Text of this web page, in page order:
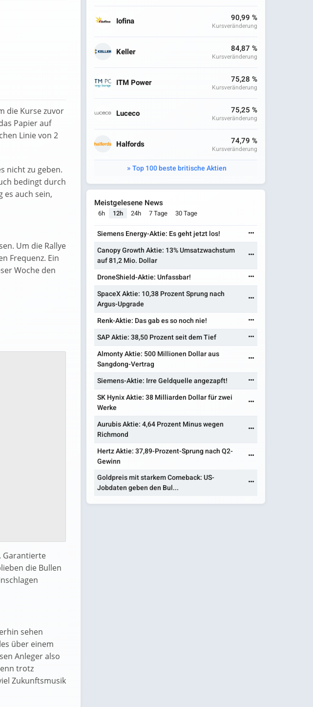
die Kurse zuvor
Papier auf
Linie von 2
nicht zu geben.
bedingt durch
es auch sein,
Um die Rallye
Frequenz. Ein
Woche den
Garantierte
die Bullen
sehen
über einem
Anleger also
trotz
Zukunftsmusik
Iofina 90,99 %
Kursveränderung
Keller 84,87 %
Kursveränderung
ITM Power 75,28 %
Kursveränderung
Luceco 75,25 %
Kursveränderung
Halfords 74,79 %
Kursveränderung
Top 100 beste britische Aktien
Meistgelesene News
6h 12h 24h 7 Tage 30 Tage
Siemens Energy-Aktie: Es geht jetzt los!
Canopy Growth Aktie: 13% Umsatzwachstum
auf 81,2 Mio. Dollar
DroneShield-Aktie: Unfassbar!
SpaceX Aktie: 10,38 Prozent Sprung nach
Argus-Upgrade
Renk-Aktie: Das gab es so noch nie!
SAP Aktie: 38,50 Prozent seit dem Tief
Almonty Aktie: 500 Millionen Dollar aus
Sangdong-Vertrag
Siemens-Aktie: Irre Geldquelle angezapft!
SK Hynix Aktie: 38 Milliarden Dollar für zwei
Werke
Aurubis Aktie: 4,64 Prozent Minus wegen
Richmond
Hertz Aktie: 37,89-Prozent-Sprung nach Q2-
Gewinn
Goldpreis mit starkem Comeback: US-
Jobdaten geben den Bul...